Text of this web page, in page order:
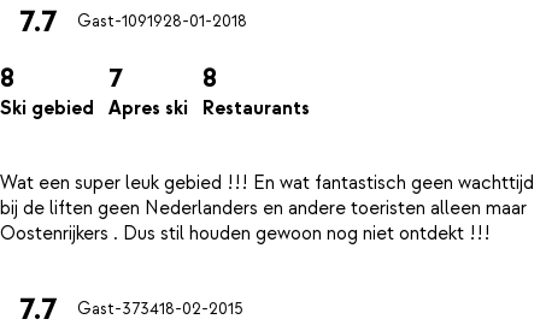
7.7 Gast-1091928-01-2018
8
Ski gebied
7
Apres ski
8
Restaurants
Wat een super leuk gebied !!! En wat fantastisch geen wachttijd
bij de liften geen Nederlanders en andere toeristen alleen maar
7.7 Gast-373418-02-2015